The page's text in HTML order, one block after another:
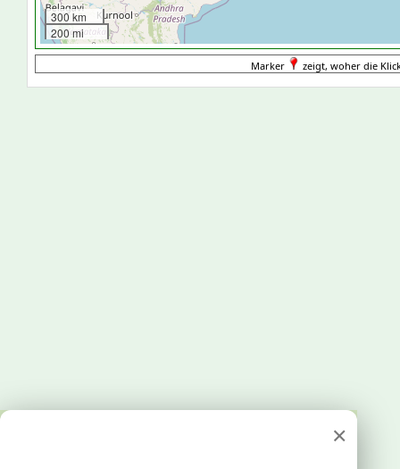
300 km
200 mi
Marker zeigt, woher die
×